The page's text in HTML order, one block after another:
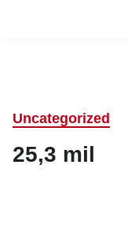
Uncategorized
25,3 mil